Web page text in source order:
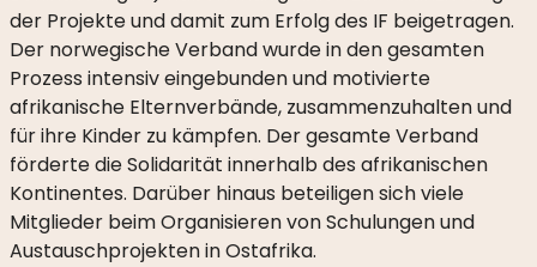
2026
UNTERSTÜTZER
DER
KONZERTREIHE
2025
der Projekte und damit zum Erfolg des IF beigetragen.
Der norwegische Verband wurde in den gesamten
Prozess intensiv eingebunden und motivierte
afrikanische Elternverbände, zusammenzuhalten und
für ihre Kinder zu kämpfen. Der gesamte Verband
förderte die Solidarität innerhalb des afrikanischen
Kontinentes. Darüber hinaus beteiligen sich viele
Mitglieder beim Organisieren von Schulungen und
Austauschprojekten in Ostafrika.